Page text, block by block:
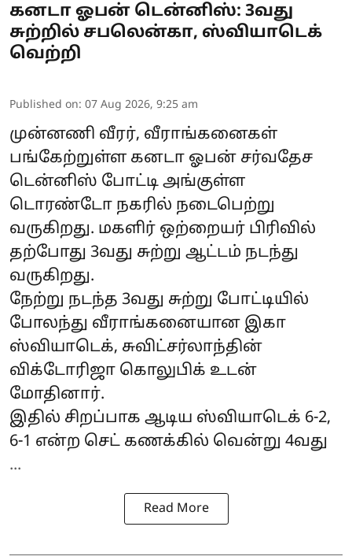
கனடா ஓபன் டென்னிஸ்: 3வது
சுற்றில் சபலென்கா, ஸ்வியாடெக்
வெற்றி
Published on: 07 Aug 2026, 9:25 am
முன்னணி வீரர், வீராங்கனைகள்
பங்கேற்றுள்ள கனடா ஓபன் சர்வதேச
டென்னிஸ் போட்டி அங்குள்ள
டொரண்டோ நகரில் நடைபெற்று
வருகிறது. மகளிர் ஒற்றையர் பிரிவில்
தற்போது 3வது சுற்று ஆட்டம் நடந்து
வருகிறது.
நேற்று நடந்த 3வது சுற்று போட்டியில்
போலந்து வீராங்கனையான இகா
ஸ்வியாடெக், சுவிட்சர்லாந்தின்
விக்டோரிஜா கொலுபிக் உடன்
மோதினார்.
இதில் சிறப்பாக ஆடிய ஸ்வியாடெக் 6-2,
6-1 என்ற செட் கணக்கில் வென்று 4வது
...
Read More